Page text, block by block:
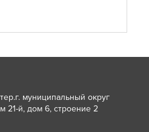
муниципальный округ
21-й, дом 6, строение 2